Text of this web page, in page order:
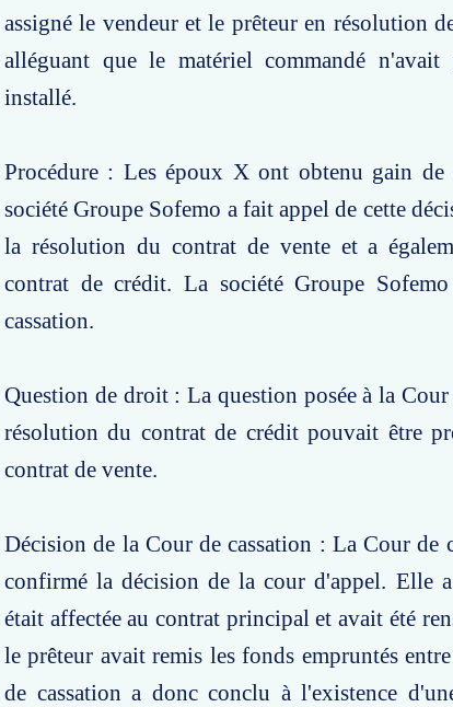
assigné le vendeur et le prêteur en résolution
alléguant que le matériel commandé
installé.
Procédure : Les époux X ont obtenu gain de
société Groupe Sofemo a fait appel de cette
la résolution du contrat de vente et a
contrat de crédit. La société Groupe
cassation.
Question de droit : La question posée à la
résolution du contrat de crédit pouvait être
contrat de vente.
Décision de la Cour de cassation : La Cour de
confirmé la décision de la cour d'appel. Elle
était affectée au contrat principal et avait été
le prêteur avait remis les fonds empruntés
de cassation a donc conclu à l'existence